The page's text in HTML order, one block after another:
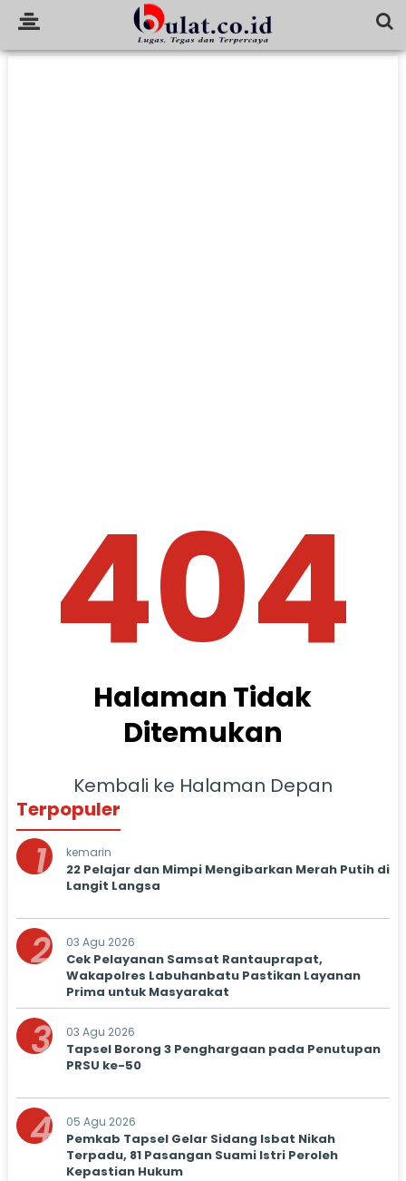
404
Halaman Tidak
Ditemukan
Kembali ke Halaman Depan
Terpopuler
1 kemarin
22 Pelajar dan Mimpi Mengibarkan Merah Putih di
Langit Langsa
2 03 Agu 2026
Cek Pelayanan Samsat Rantauprapat,
Wakapolres Labuhanbatu Pastikan Layanan
Prima untuk Masyarakat
3 03 Agu 2026
Tapsel Borong 3 Penghargaan pada Penutupan
PRSU ke-50
4 05 Agu 2026
Pemkab Tapsel Gelar Sidang Isbat Nikah
Terpadu, 81 Pasangan Suami Istri Peroleh
Kepastian Hukum